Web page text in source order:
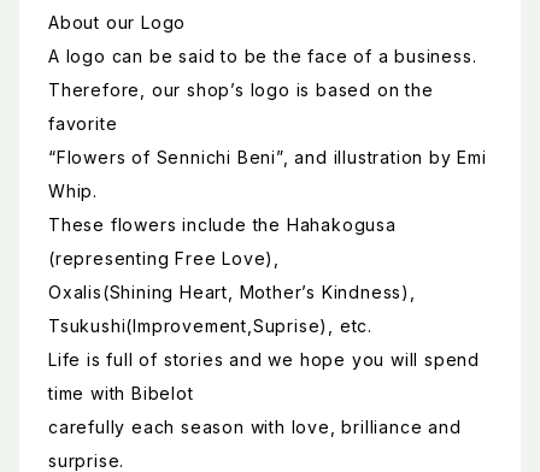
About our Logo
A logo can be said to be the face of a business.
Therefore, our shop’s logo is based on the
favorite
“Flowers of Sennichi Beni”, and illustration by Emi
Whip.
These flowers include the Hahakogusa
(representing Free Love),
Oxalis(Shining Heart, Mother’s Kindness),
Tsukushi(Improvement,Suprise), etc.
Life is full of stories and we hope you will spend
time with Bibelot
carefully each season with love, brilliance and
surprise.